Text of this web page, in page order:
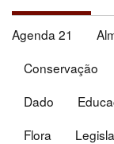
Agenda 21
Conservação
Dado
Flora